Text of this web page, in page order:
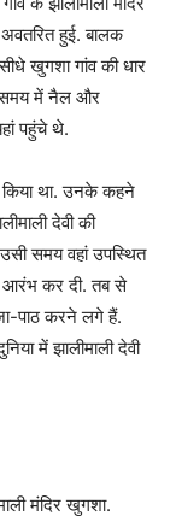
अवतरित हुई. बालक
खुगशा गांव की धार
समय में नैल और
पहुंचे थे.
किया था. उनके कहने
देवी की
समय वहां उपस्थित
आरंभ कर दी. तब से
पाठ करने लगे हैं.
में झालीमाली देवी
मंदिर खुगशा.